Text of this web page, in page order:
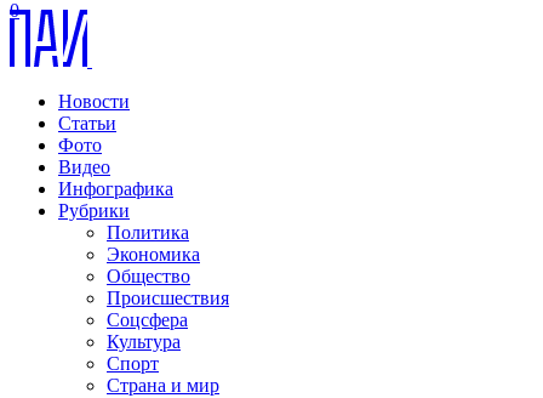
Новости
Статьи
Фото
Видео
Инфографика
Рубрики
Политика
Экономика
Общество
Происшествия
Соцсфера
Культура
Спорт
Страна и мир
0